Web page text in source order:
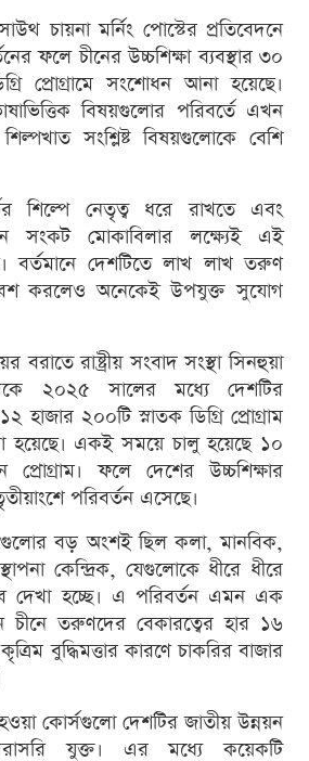
চায়না মর্নিং পোস্টের প্রতিবেদনে
ফলে চীনের উচ্চশিক্ষা ব্যবস্থার ৩০
প্রোগ্রামে সংশোধন আনা হয়েছে।
বিষয়গুলোর পরিবর্তে এখন
সংশ্লিষ্ট বিষয়গুলোকে বেশি
শিল্পে নেতৃত্ব ধরে রাখতে এবং
সংকট মোকাবিলার লক্ষ্যেই এই
বর্তমানে দেশটিতে লাখ লাখ তরুণ
করলেও অনেকেই উপযুক্ত সুযোগ
বরাতে রাষ্ট্রীয় সংবাদ সংস্থা সিনহুয়া
২০২৫ সালের মধ্যে দেশটির
হাজার ২০০টি স্নাতক ডিগ্রি প্রোগ্রাম
হয়েছে। একই সময়ে চালু হয়েছে ১০
ফলে দেশের উচ্চশিক্ষার
পরিবর্তন এসেছে।
বড় অংশই ছিল কলা, মানবিক,
কেন্দ্রিক, যেগুলোকে ধীরে ধীরে
দেখা হচ্ছে। এ পরিবর্তন এমন এক
তরুণদের বেকারত্বের হার ১৬
বুদ্ধিমত্তার কারণে চাকরির বাজার
কোর্সগুলো দেশটির জাতীয় উন্নয়ন
যুক্ত। এর মধ্যে কয়েকটি